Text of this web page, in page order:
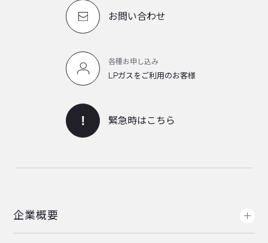
お問い合わせ
各種お申し込み
LPガスをご利用のお客様
緊急時はこちら
企業概要